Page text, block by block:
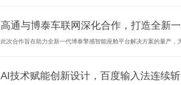
高通与博泰车联网深化合作，打造全新
此次合作旨在助力全新一代博泰擎感智能座舱平台解决方案的量产，
AI技术赋能创新设计，百度输入法连续